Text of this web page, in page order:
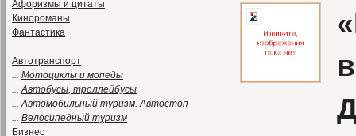
Афоризмы и цитаты
Кинороманы
Фантастика
Автотранспорт
... Мотоциклы и мопеды
...Автобусы, троллейбусы
...Автомобильный туризм. Автостоп
... Велосипедный туризм
Бизнес